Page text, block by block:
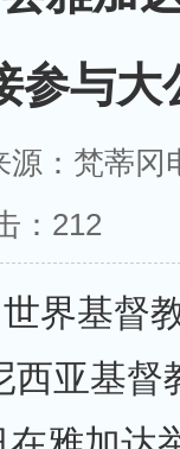
参与大
：梵蒂
： 212
界基督
西亚基